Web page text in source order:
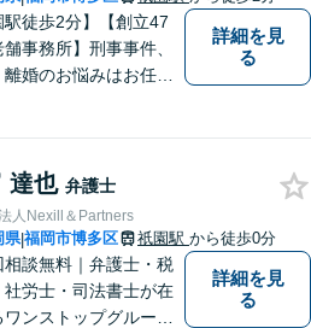
駅徒歩2分】【創立47
舗事務所】刑事事件、
婚のお悩みはお任せ
て、難しい案件も諦
解決を目指します。
業連携】
詳細を見
る
達也 弁護士
人Nexill＆Partners
県|福岡市博多区 祇園駅 から徒歩0分
相談無料｜弁護士・税
社労士・司法書士が在
ワンストップグルー
詳細を見
る